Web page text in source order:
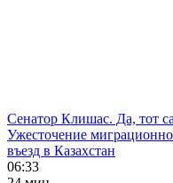
Сенатор Клишас. Да, тот
Ужесточение
въезд в Казахстан
06:33